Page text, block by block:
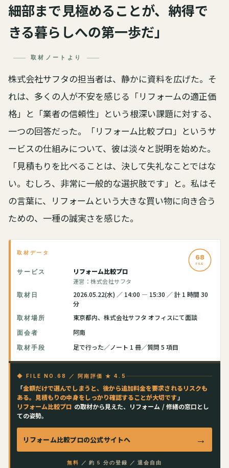
細部まで見極めることが、納得で
きる暮らしへの第一歩だ」
取材ノートより
株式会社サフタの担当者は、静かに資料を広げた。そ
れは、多くの人が不安を感じる「リフォームの適正価
格」と「業者の信頼性」という根深い課題に対する、
一つの回答だった。「リフォーム比較プロ」というサ
ービスの仕組みについて、彼は淡々と説明を始めた。
「見積もりを比べることは、決して失礼なことではな
い。むしろ、非常に一般的な選択肢です」と。私はそ
の言葉に、リフォームという大きな買い物に向き合う
ための、一種の誠実さを感じた。
68
FILE
取材データ
サービス リフォーム比較プロ
運営：株式会社サフタ
取材日
2026.05.22(水) ／ 14:00 — 15:30 ／ 計 1 時間 30
分
取材場所 東京都内、株式会社サフタ オフィスにて面談
面会者 阿南
取材手段 足で行った／ノート 1 冊／質問 5 項目
◆ FILE NO.68 ／ 阿南評価 ★ 4.5
「金額だけで選んでしまうと、後から追加料金を要求されるリスクも
ある。見積もりの中身をしっかり確認することが大切です 」
リフォーム比較プロ の取材から見えた、リフォーム / 修繕の窓口とし
ての姿勢。
リフォーム比較プロの公式サイトへ →
無料 ／ 約 5 分の登録 ／ 退会自由